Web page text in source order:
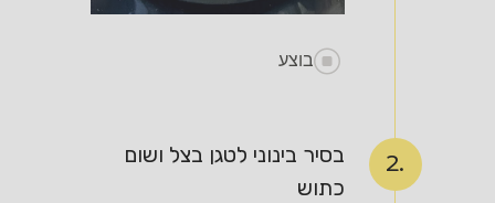
בוצע
2.
בסיר בינוני לטגן בצל ושום
כתוש